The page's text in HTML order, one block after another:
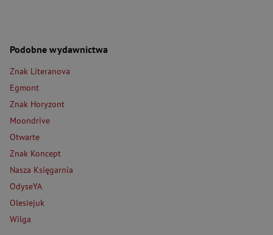
Podobne wydawnictwa
Znak Literanova
Egmont
Znak Horyzont
Moondrive
Otwarte
Znak Koncept
Nasza Księgarnia
OdyseYA
Olesiejuk
Wilga